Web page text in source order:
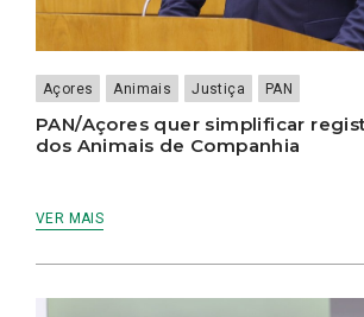
Açores Animais Justiça PAN
PAN/Açores quer simplificar
dos Animais de Companhia
VER MAIS